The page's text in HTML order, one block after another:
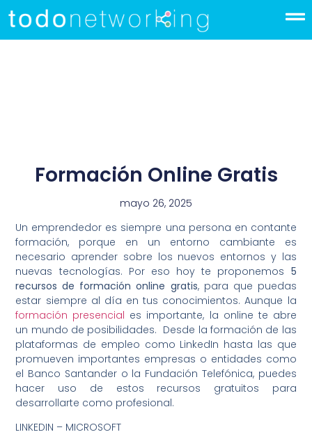
Formación Online Gratis
mayo 26, 2025
Un emprendedor es siempre una persona en contante
formación, porque en un entorno cambiante es
necesario aprender sobre los nuevos entornos y las
nuevas tecnologías. Por eso hoy te proponemos 5
recursos de formación online gratis, para que puedas
estar siempre al día en tus conocimientos. Aunque la
formación presencial es importante, la online te abre
un mundo de posibilidades. Desde la formación de las
plataformas de empleo como LinkedIn hasta las que
promueven importantes empresas o entidades como
el Banco Santander o la Fundación Telefónica, puedes
hacer uso de estos recursos gratuitos para
desarrollarte como profesional.
LINKEDIN – MICROSOFT